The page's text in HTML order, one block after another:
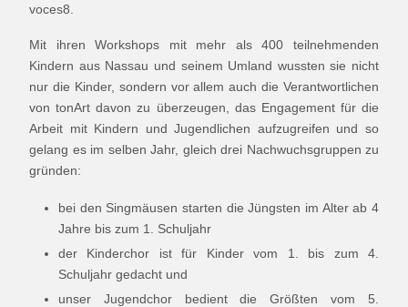
voces8.
Mit ihren Workshops mit mehr als 400 teilnehmenden
Kindern aus Nassau und seinem Umland wussten sie nicht
nur die Kinder, sondern vor allem auch die Verantwortlichen
von tonArt davon zu überzeugen, das Engagement für die
Arbeit mit Kindern und Jugendlichen aufzugreifen und so
gelang es im selben Jahr, gleich drei Nachwuchsgruppen zu
gründen:
bei den Singmäusen starten die Jüngsten im Alter ab 4
Jahre bis zum 1. Schuljahr
der Kinderchor ist für Kinder vom 1. bis zum 4.
Schuljahr gedacht und
unser Jugendchor bedient die Größten vom 5.